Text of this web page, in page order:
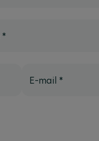
*
E-mail *